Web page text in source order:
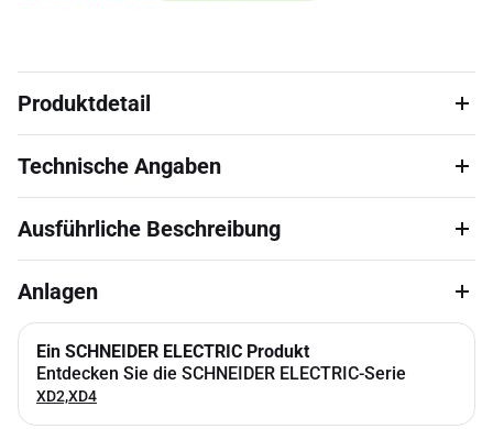
Produktdetail
Technische Angaben
Ausführliche Beschreibung
Anlagen
Ein SCHNEIDER ELECTRIC Produkt
Entdecken Sie die SCHNEIDER ELECTRIC-Serie
XD2,XD4